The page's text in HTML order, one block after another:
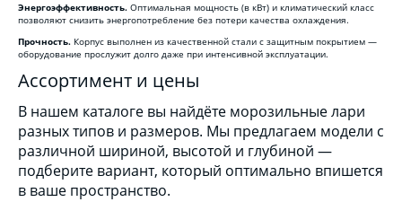
Энергоэффективность. Оптимальная мощность (в кВт) и климатический класс
позволяют снизить энергопотребление без потери качества охлаждения.
Прочность. Корпус выполнен из качественной стали с защитным покрытием —
оборудование прослужит долго даже при интенсивной эксплуатации.
Ассортимент и цены
В нашем каталоге вы найдёте морозильные лари
разных типов и размеров. Мы предлагаем модели с
различной шириной, высотой и глубиной —
подберите вариант, который оптимально впишется
в ваше пространство.